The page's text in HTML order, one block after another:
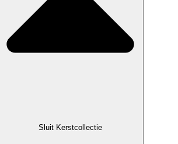
Sluit Kerstcollectie